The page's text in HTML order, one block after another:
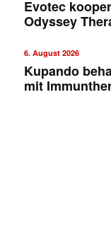
Evotec
Odyssey
6. August 2026
Kupando
mit